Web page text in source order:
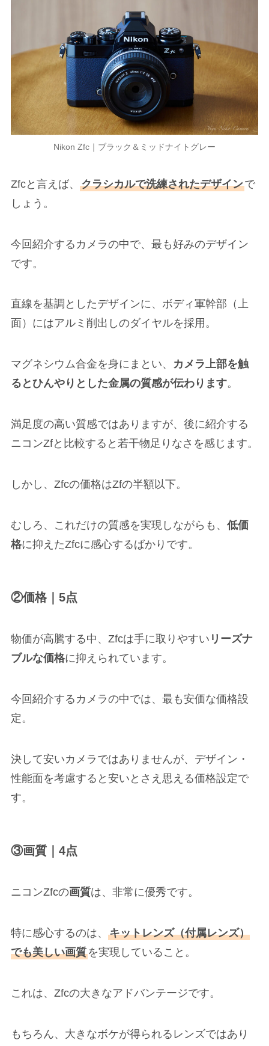
Nikon Zfc｜ブラック＆ミッドナイトグレー
Zfcと言えば、 クラシカルで洗練されたデザインで
しょう。
今回紹介するカメラの中で、最も好みのデザイン
です。
直線を基調としたデザインに、ボディ軍幹部（上
面）にはアルミ削出しのダイヤルを採用。
マグネシウム合金を身にまとい、
カメラ上部を触
るとひんやりとした金属の質感が伝わります。
満足度の高い質感ではありますが、後に紹介する
ニコンZfと比較すると若干物足りなさを感じます。
しかし、Zfcの価格はZfの半額以下。
むしろ、これだけの質感を実現しながらも、 低価
格に抑えたZfcに感心するばかりです。
②価格｜5点
物価が高騰する中、Zfcは手に取りやすい リーズナ
ブルな価格に抑えられています。
今回紹介するカメラの中では、最も安価な価格設
定。
決して安いカメラではありませんが、デザイン・
性能面を考慮すると安いとさえ思える価格設定で
す。
③画質｜4点
ニコンZfcの画質は、非常に優秀です。
特に感心するのは、 キットレンズ（付属レンズ）
でも美しい画質を実現していること。
これは、Zfcの大きなアドバンテージです。
もちろん、大きなボケが得られるレンズではあり